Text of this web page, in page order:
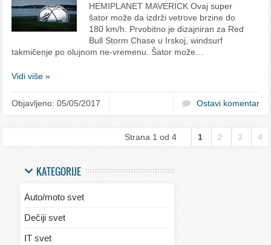
HEMIPLANET MAVERICK Ovaj super
šator može da izdrži vetrove brzine do
180 km/h. Prvobitno je dizajniran za Red
Bull Storm Chase u Irskoj, windsurf
takmičenje po olujnom ne-vremenu. Šator može…
Vidi više »
Objavljeno: 05/05/2017 Ostavi komentar
Strana 1 od 4 1 2 3 4
KATEGORIJE
Auto/moto svet
Dečiji svet
IT svet